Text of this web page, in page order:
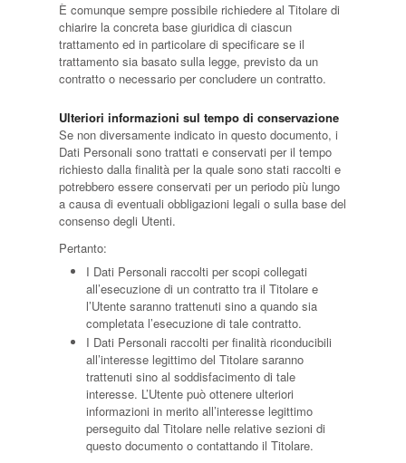
È comunque sempre possibile richiedere al Titolare di
chiarire la concreta base giuridica di ciascun
trattamento ed in particolare di specificare se il
trattamento sia basato sulla legge, previsto da un
contratto o necessario per concludere un contratto.
Ulteriori informazioni sul tempo di conservazione
Se non diversamente indicato in questo documento, i
Dati Personali sono trattati e conservati per il tempo
richiesto dalla finalità per la quale sono stati raccolti e
potrebbero essere conservati per un periodo più lungo
a causa di eventuali obbligazioni legali o sulla base del
consenso degli Utenti.
Pertanto:
I Dati Personali raccolti per scopi collegati
all’esecuzione di un contratto tra il Titolare e
l’Utente saranno trattenuti sino a quando sia
completata l’esecuzione di tale contratto.
I Dati Personali raccolti per finalità riconducibili
all’interesse legittimo del Titolare saranno
trattenuti sino al soddisfacimento di tale
interesse. L’Utente può ottenere ulteriori
informazioni in merito all’interesse legittimo
perseguito dal Titolare nelle relative sezioni di
questo documento o contattando il Titolare.